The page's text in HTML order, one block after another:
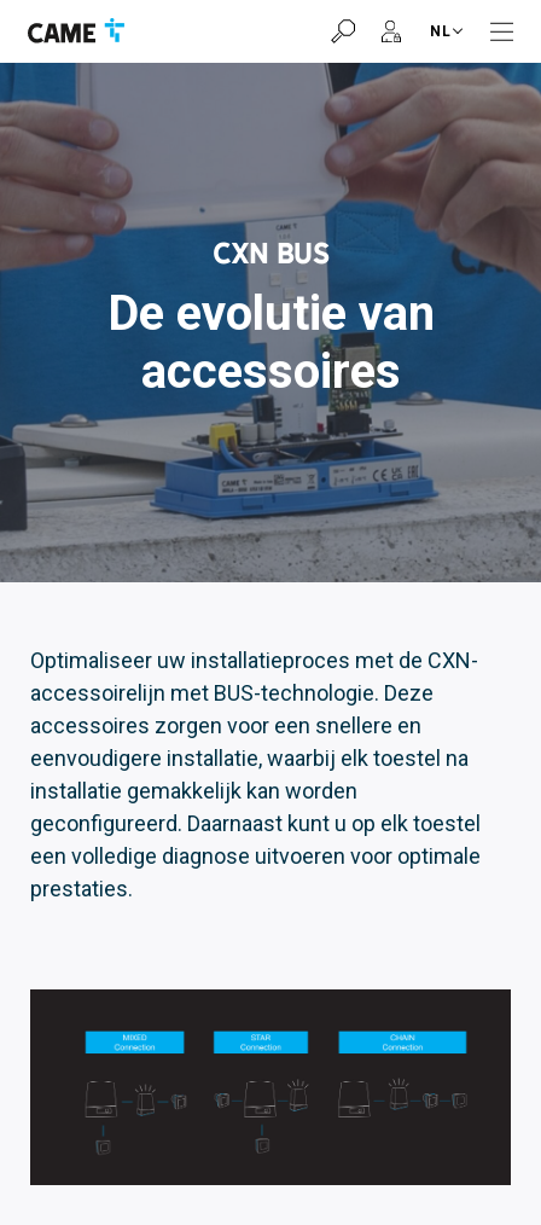
naar
navigatiebalk
naar
inhoud
naar
voettekst
NL
CXN BUS
De evolutie van
accessoires
Optimaliseer uw installatieproces met de CXN-
accessoirelijn met BUS-technologie. Deze
accessoires zorgen voor een snellere en
eenvoudigere installatie, waarbij elk toestel na
installatie gemakkelijk kan worden
geconfigureerd. Daarnaast kunt u op elk toestel
een volledige diagnose uitvoeren voor optimale
prestaties.